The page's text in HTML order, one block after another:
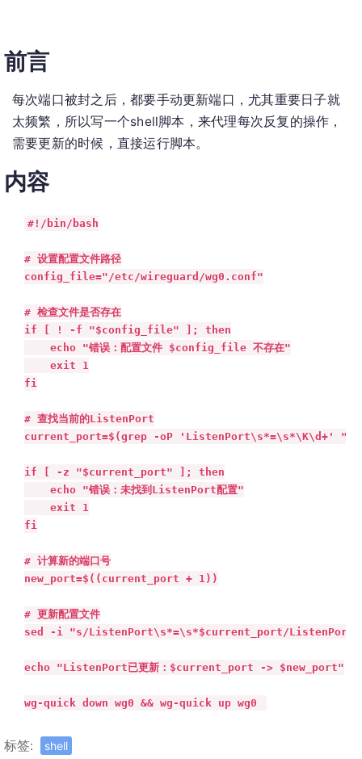
前言
每次端口被封之后，都要手动更新端口，尤其重要日子就
太频繁，所以写一个shell脚本，来代理每次反复的操作，
需要更新的时候，直接运行脚本。
内容
#!/bin/bash
# 设置配置文件路径
config_file="/etc/wireguard/wg0.conf"
# 检查文件是否存在
if [ ! -f "$config_file" ]; then
    echo "错误：配置文件 $config_file 不存在"
    exit 1
fi
# 查找当前的ListenPort
current_port=$(grep -oP 'ListenPort\s*=\s*\K\d+'
if [ -z "$current_port" ]; then
    echo "错误：未找到ListenPort配置"
    exit 1
fi
# 计算新的端口号
new_port=$((current_port + 1))
# 更新配置文件
sed -i "s/ListenPort\s*=\s*$current_port/ListenPort
echo "ListenPort已更新：$current_port -> $new_port"
wg-quick down wg0 && wg-quick up wg0
标签: shell